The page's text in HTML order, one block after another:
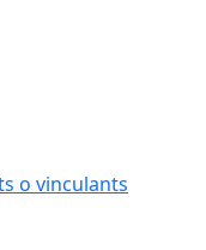
o vinculants